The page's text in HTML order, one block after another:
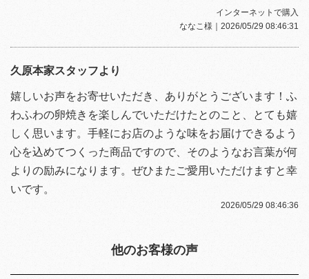
インターネットで購入
ななこ様 ｜2026/05/29 08:46:31
久原本家スタッフより
嬉しいお声をお寄せいただき、ありがとうございます！ふ
わふわの卵焼きを楽しんでいただけたとのこと、とても嬉
しく思います。手軽にお店のような味をお届けできるよう
心を込めてつくった商品ですので、そのようなお言葉が何
よりの励みになります。ぜひまたご愛用いただけますと幸
いです。
2026/05/29 08:46:36
他のお客様の声